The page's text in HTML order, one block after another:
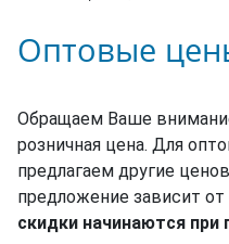
Оптовые
Обращаем Ваше
розничная цена. Для
предлагаем другие
предложение зависит
скидки начинаются при